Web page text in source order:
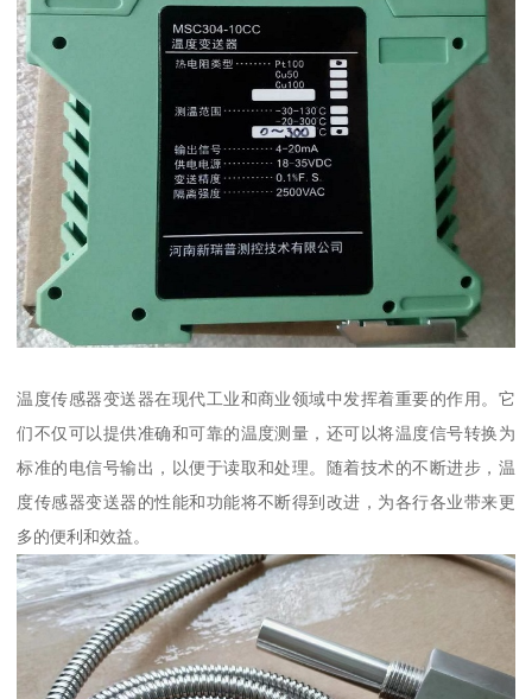
温度传感器变送器在现代工业和商业领域中发挥着重要的作用。它
们不仅可以提供准确和可靠的温度测量，还可以将温度信号转换为
标准的电信号输出，以便于读取和处理。随着技术的不断进步，温
度传感器变送器的性能和功能将不断得到改进，为各行各业带来更
多的便利和效益。